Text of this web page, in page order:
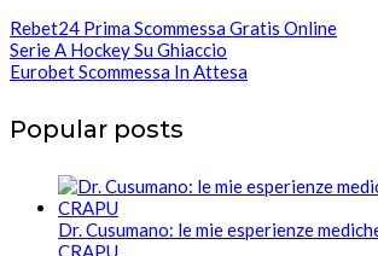
Rebet24 Prima Scommessa Gratis Online
Serie A Hockey Su Ghiaccio
Eurobet Scommessa In Attesa
Popular posts
Dr. Cusumano: le mie esperienze
CRAPU